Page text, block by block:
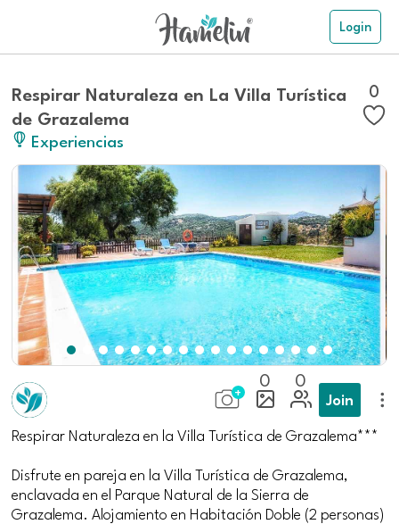
Login
Respirar Naturaleza en La Villa Turística
de Grazalema
Experiencias
0
0 0
Join
Respirar Naturaleza en la Villa Turística de Grazalema***
Disfrute en pareja en la Villa Turística de Grazalema,
enclavada en el Parque Natural de la Sierra de
Grazalema. Alojamiento en Habitación Doble (2 personas)